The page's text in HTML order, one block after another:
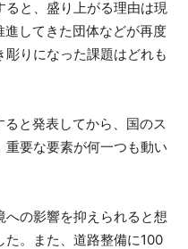
ると、盛り上がる理由は現
してきた団体などが再度
りになった課題はどれも
と発表してから、国のス
要な要素が何一つも動い
の影響を抑えられると想
た。また、道路整備に100